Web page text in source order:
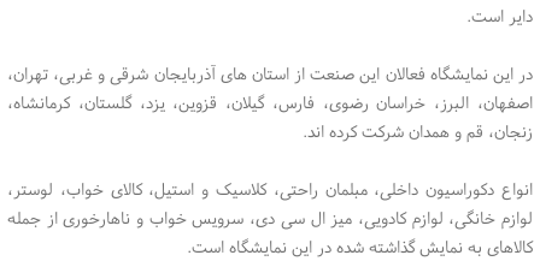
دایر است.
در این نمایشگاه فعالان این صنعت از استان های آذربایجان شرقی و غربی، تهران،
اصفهان، البرز، خراسان رضوی، فارس، گیلان، قزوین، یزد، گلستان، کرمانشاه،
زنجان، قم و همدان شرکت کرده اند.
انواع دکوراسیون داخلی، مبلمان راحتی، کلاسیک و استیل، کالای خواب، لوستر،
لوازم خانگی، لوازم کادویی، میز ال سی دی، سرویس خواب و ناهارخوری از جمله
کالاهای به نمایش گذاشته شده در این نمایشگاه است.